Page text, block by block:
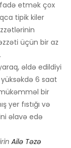
etmək çox
tipik kiler
üçün bir az
əldə edildiyi
6 saat
bir
yer fıstığı və
əlavə edə
Ailə Təzə